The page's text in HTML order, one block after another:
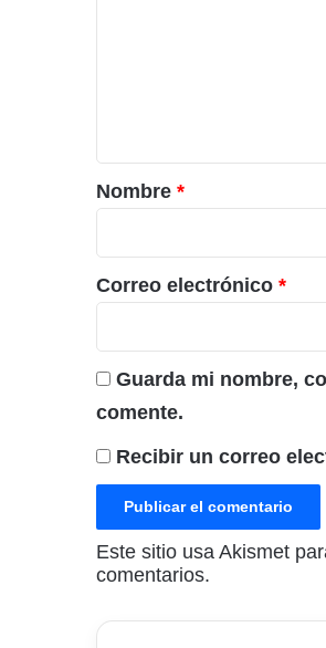
r
i
o
*
Nombre *
Correo electrónico *
Guarda mi nombre,
comente.
Recibir un correo
Este sitio usa Akismet
comentarios.